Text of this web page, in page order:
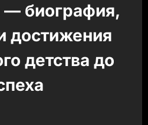
— биография,
достижения
детства до